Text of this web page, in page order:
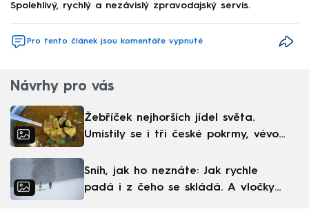
Spolehlivý, rychlý a nezávislý zpravodajský servis.
Pro tento článek jsou komentáře vypnuté
Návrhy pro vás
Žebříček nejhorších jídel světa.
Umístily se i tři české pokrmy, vévodí
Sníh, jak ho neznáte: Jak rychle
padá i z čeho se skládá. A vločky